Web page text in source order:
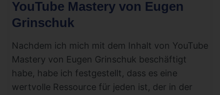
YouTube Mastery von Eugen
Grinschuk
Nachdem ich mich mit dem Inhalt von YouTube
Mastery von Eugen Grinschuk beschäftigt
habe, habe ich festgestellt, dass es eine
wertvolle Ressource für jeden ist, der in der